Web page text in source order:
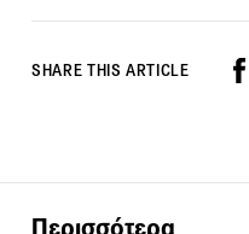
SHARE THIS ARTICLE